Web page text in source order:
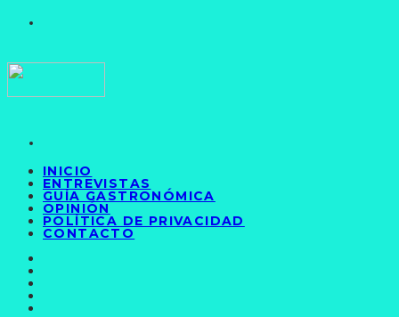
INICIO
ENTREVISTAS
GUÍA GASTRONÓMICA
OPINIÓN
POLÍTICA DE PRIVACIDAD
CONTACTO